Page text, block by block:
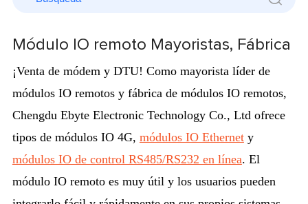
Módulo IO remoto Mayoristas, Fábrica
¡Venta de módem y DTU! Como mayorista líder de
módulos IO remotos y fábrica de módulos IO remotos,
Chengdu Ebyte Electronic Technology Co., Ltd ofrece
tipos de módulos IO 4G, módulos IO Ethernety
módulos IO de control RS485/RS232 en línea. El
módulo IO remoto es muy útil y los usuarios pueden